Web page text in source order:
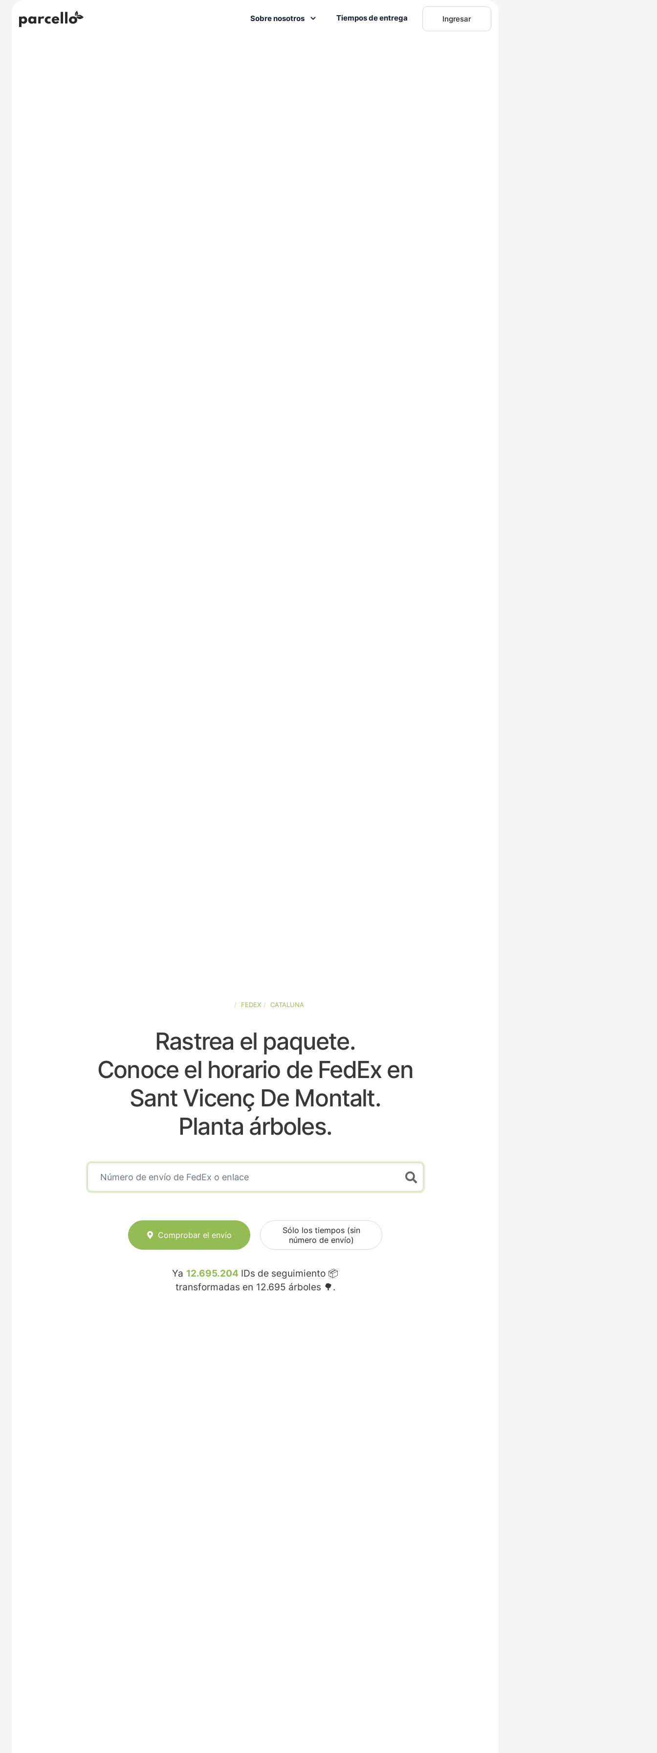
Sobre nosotros Tiempos de entrega Ingresar
FEDEX CATALUNA
Rastrea el paquete.
Conoce el horario de FedEx en
Sant Vicenç De Montalt.
Planta árboles.
Comprobar el envío
Sólo los tiempos (sin
número de envío)
Ya 12.695.204 IDs de seguimiento 📦
transformadas en 12.695 árboles 🌳.